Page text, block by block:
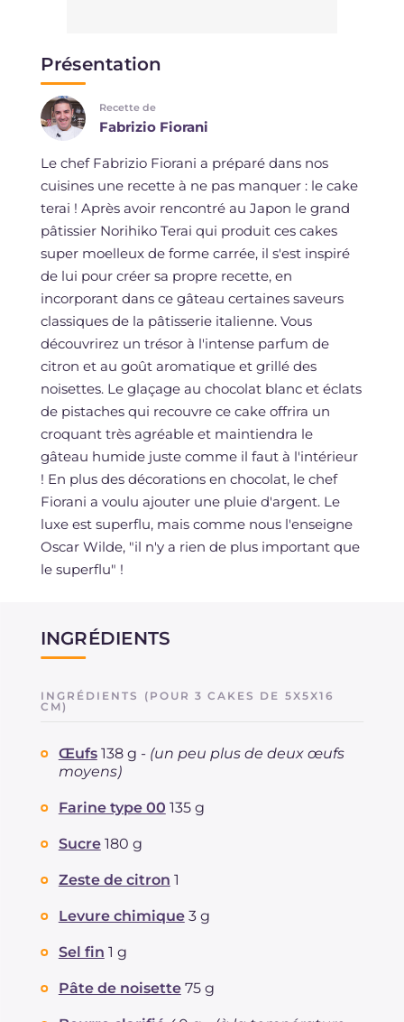
Présentation
Recette de
Fabrizio Fiorani
Le chef Fabrizio Fiorani a préparé dans nos
cuisines une recette à ne pas manquer : le cake
terai ! Après avoir rencontré au Japon le grand
pâtissier Norihiko Terai qui produit ces cakes
super moelleux de forme carrée, il s'est inspiré
de lui pour créer sa propre recette, en
incorporant dans ce gâteau certaines saveurs
classiques de la pâtisserie italienne. Vous
découvrirez un trésor à l'intense parfum de
citron et au goût aromatique et grillé des
noisettes. Le glaçage au chocolat blanc et éclats
de pistaches qui recouvre ce cake offrira un
croquant très agréable et maintiendra le
gâteau humide juste comme il faut à l'intérieur
! En plus des décorations en chocolat, le chef
Fiorani a voulu ajouter une pluie d'argent. Le
luxe est superflu, mais comme nous l'enseigne
Oscar Wilde, "il n'y a rien de plus important que
le superflu" !
INGRÉDIENTS
INGRÉDIENTS (POUR 3 CAKES DE 5X5X16
CM)
Œufs 138 g - (un peu plus de deux œufs
moyens)
Farine type 00 135 g
Sucre 180 g
Zeste de citron 1
Levure chimique 3 g
Sel fin 1 g
Pâte de noisette 75 g